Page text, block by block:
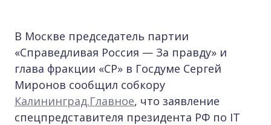
В Москве председатель партии
«Справедливая Россия — За правду» и
глава фракции «СР» в Госдуме Сергей
Миронов сообщил собкору
Калининград.Главное, что заявление
спецпредставителя президента РФ по IT